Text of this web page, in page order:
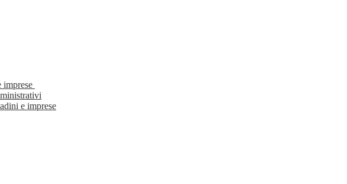
e imprese